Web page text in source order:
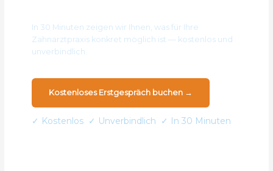
In 30 Minuten zeigen wir Ihnen, was für Ihre
Zahnarztpraxis konkret möglich ist — kostenlos und
unverbindlich.
Kostenloses Erstgespräch buchen →
✓ Kostenlos ✓ Unverbindlich ✓ In 30 Minuten